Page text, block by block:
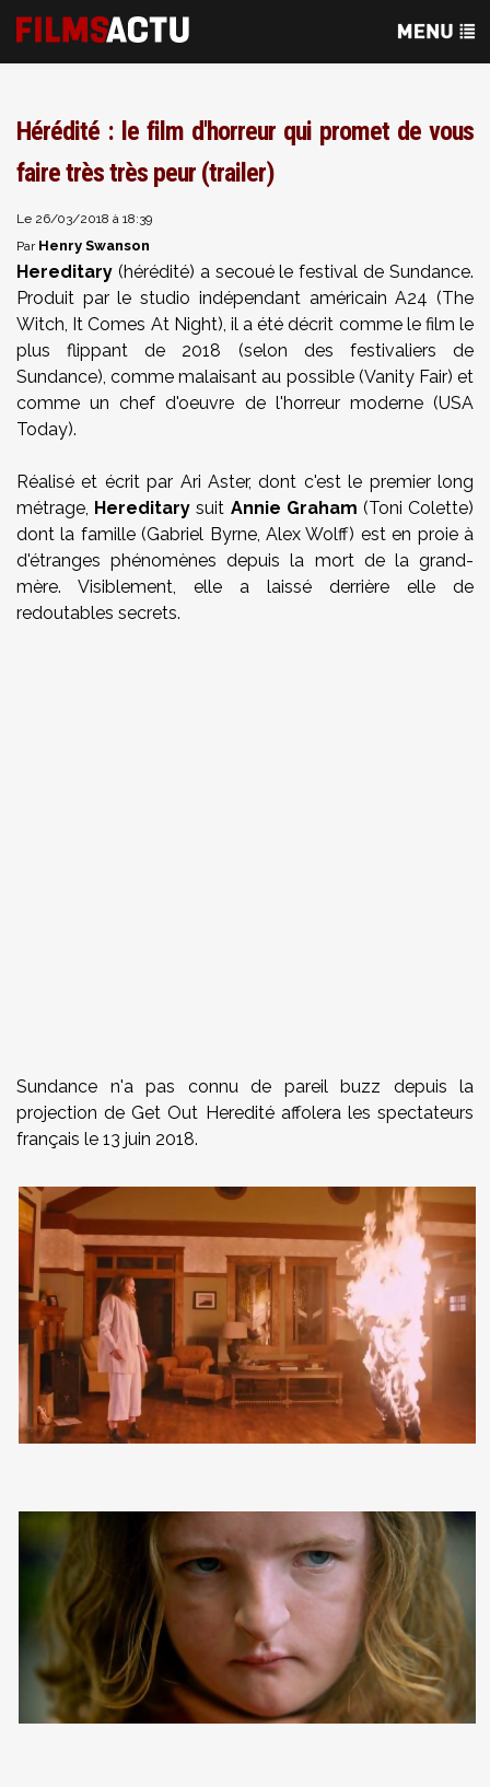
Hérédité : le film d'horreur qui promet de vous
faire très très peur (trailer)
Le 26/03/2018 à 18:39
Par Henry Swanson
Hereditary (hérédité) a secoué le festival de Sundance.
Produit par le studio indépendant américain A24 (The
Witch, It Comes At Night), il a été décrit comme le film le
plus flippant de 2018 (selon des festivaliers de
Sundance), comme malaisant au possible (Vanity Fair) et
comme un chef d'oeuvre de l'horreur moderne (USA
Today).
Réalisé et écrit par Ari Aster, dont c'est le premier long
métrage, Hereditary suit Annie Graham (Toni Colette)
dont la famille (Gabriel Byrne, Alex Wolff) est en proie à
d'étranges phénomènes depuis la mort de la grand-
mère. Visiblement, elle a laissé derrière elle de
redoutables secrets.
Sundance n'a pas connu de pareil buzz depuis la
projection de Get Out Heredité affolera les spectateurs
français le 13 juin 2018.